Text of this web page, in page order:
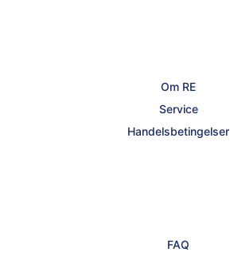
Om RE
Service
Handelsbetingelser
FAQ